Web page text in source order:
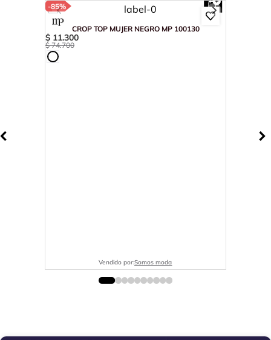
-85%
CROP TOP MUJER NEGRO MP 100130
$ 11.300
$ 74.700
Vendido por:Somos moda